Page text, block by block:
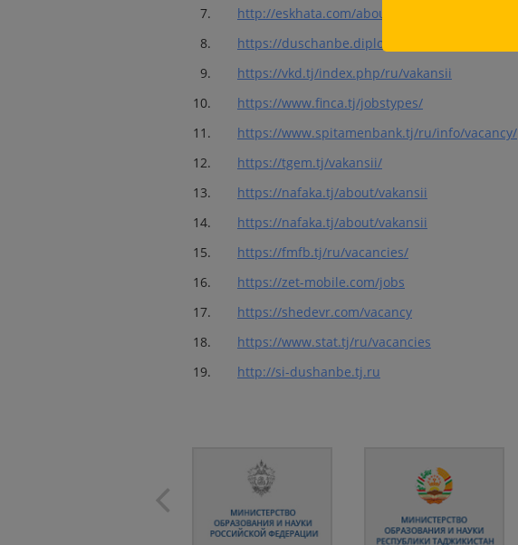
http://eskhata.com/about/vacancies.php
https://duschanbe.diplo.de/
https://vkd.tj/index.php/ru/vakansii
https://www.finca.tj/jobstypes/
https://www.spitamenbank.tj/ru/info/vacancy/
https://tgem.tj/vakansii/
https://nafaka.tj/about/vakansii
https://nafaka.tj/about/vakansii
https://fmfb.tj/ru/vacancies/
https://zet-mobile.com/jobs
https://shedevr.com/vacancy
https://www.stat.tj/ru/vacancies
http://si-dushanbe.tj.ru